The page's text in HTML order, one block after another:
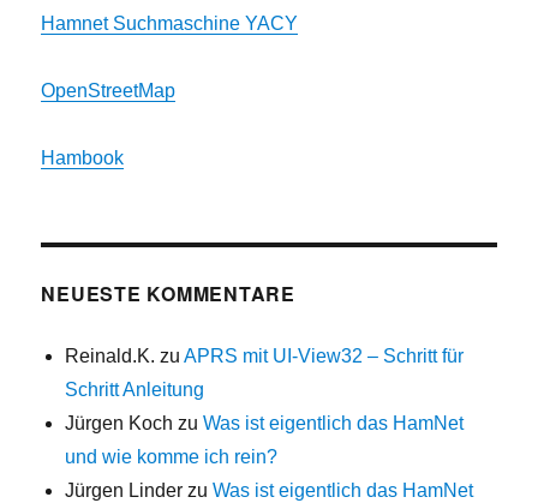
Hamnet Suchmaschine YACY
OpenStreetMap
Hambook
NEUESTE KOMMENTARE
Reinald.K. zuAPRS mit UI-View32 – Schritt für
Schritt Anleitung
Jürgen Koch zuWas ist eigentlich das HamNet
und wie komme ich rein?
Jürgen Linder zuWas ist eigentlich das HamNet